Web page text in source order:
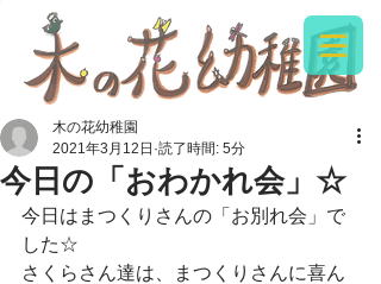
今日の「おわかれ会」☆
木の花幼稚園
2021年3月12日 読了時間: 5分
今日はまつくりさんの「お別れ会」で
した☆
さくらさん達は、まつくりさんに喜ん